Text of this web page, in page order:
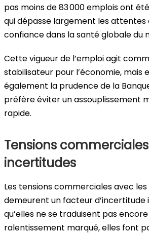
pas moins de 83 000 emplois ont
qui dépasse largement les
confiance dans la santé globale du
Cette vigueur de l’emploi agit
stabilisateur pour l’économie, mais
également la prudence de la
préfère éviter un assouplissement
rapide.
Tensions
incertitudes
Les tensions commerciales avec
demeurent un facteur d’incertitude
qu’elles ne se traduisent pas
ralentissement marqué, elles font